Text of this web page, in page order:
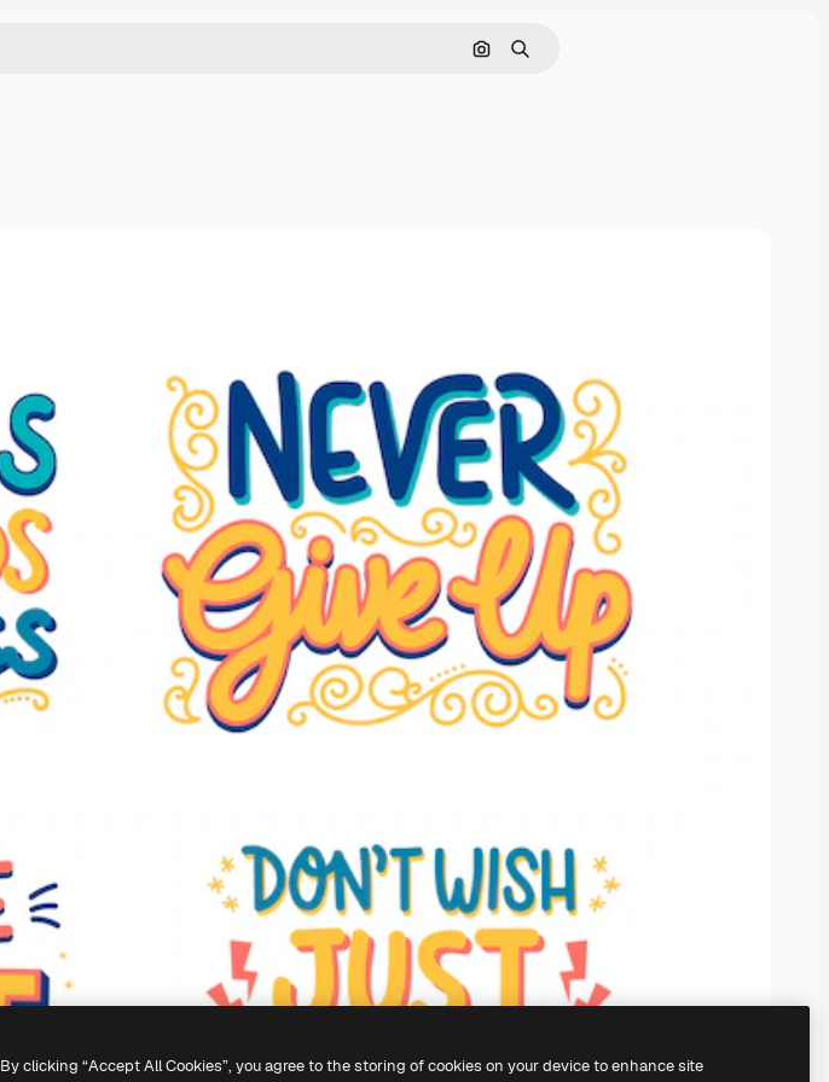
Pesquisar por imagem
Buscar
By clicking “Accept All Cookies”, you agree to the storing of cookies on your device to enhance site